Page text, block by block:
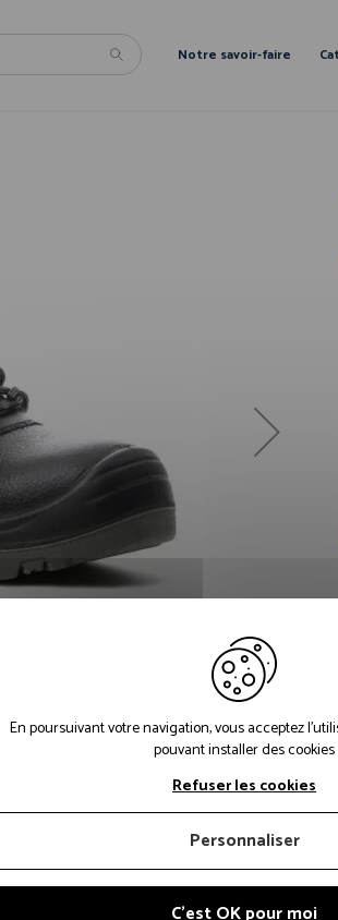
Notre savoir-faire
En poursuivant votre navigation, vous acceptez
pouvant installer des cookies
C'est OK pour moi
Refuser les cookies
Personnaliser